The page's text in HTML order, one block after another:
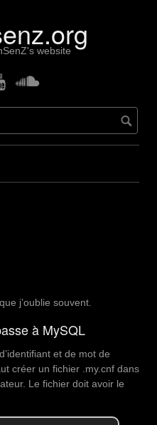
website
Soundcloud
j’oublie souvent.
à MySQL
et de mot de
créer un fichier .my.cnf dans
Le fichier doit avoir le